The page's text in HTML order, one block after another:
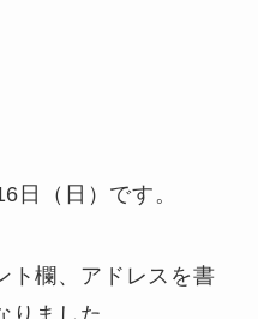
日（日）です。
ト欄、アドレスを書